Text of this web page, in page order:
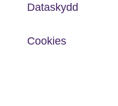
Dataskydd
Cookies